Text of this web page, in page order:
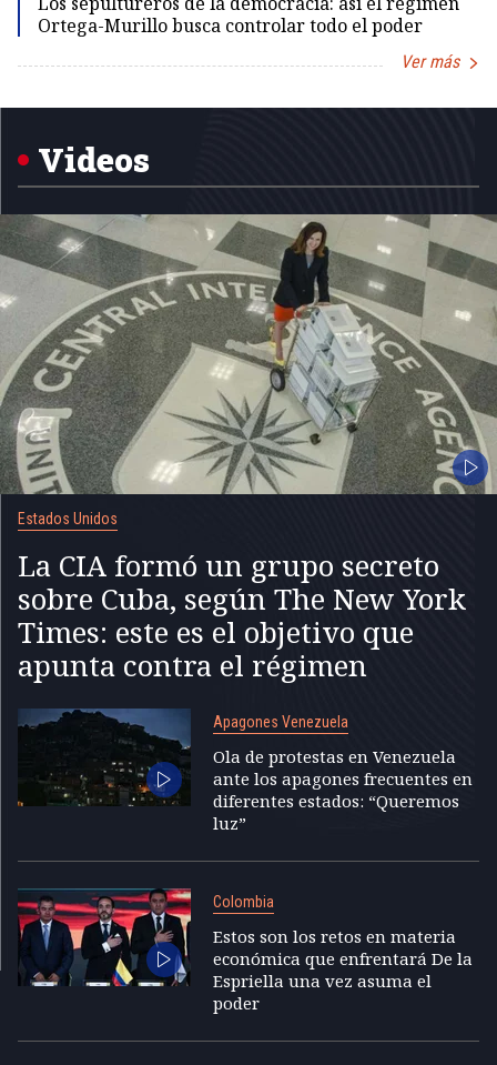
Ortega-Murillo busca controlar todo el poder
Ver más
1
Videos
Estados Unidos
La CIA formó un grupo secreto
sobre Cuba, según The New York
Times: este es el objetivo que
apunta contra el régimen
Apagones Venezuela
Ola de protestas en Venezuela
ante los apagones frecuentes en
diferentes estados: “Queremos
luz”
Colombia
Estos son los retos en materia
económica que enfrentará De la
Espriella una vez asuma el
poder